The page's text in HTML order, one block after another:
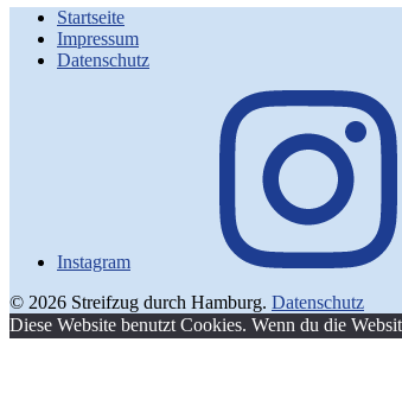
Startseite
Impressum
Datenschutz
Instagram
© 2026 Streifzug durch Hamburg. Datenschutz
Diese Website benutzt Cookies. Wenn du die